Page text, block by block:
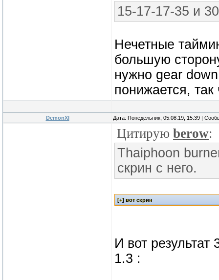
15-17-17-35 и
Нечетные
большую
нужно gear down
понижается,
DemonXI Дата: Понедельник, 05.08.19, 15:39 |
Цитирую berow:
Thaiphoon
скрин с него.
И вот
1.3 :